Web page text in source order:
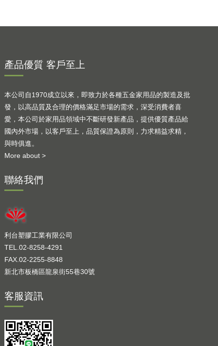
產品優質 客戶至上
本公司自1970成立以來，即致力於各種五金家用品的製造及批
發，以高品質及合理的價格滿足市場的需求，深受消費者喜
愛，本公司於家用品領域中不斷研發新產品，提供優質產品給
國內外市場，以客戶至上，品質保證為原則，力求精益求精，
與時俱進。
More about >
聯絡我們
利台塑膠工業有限公司
TEL.02-8258-4291
FAX.02-2255-8848
新北市板橋區龍泉街55巷30號
客服資訊